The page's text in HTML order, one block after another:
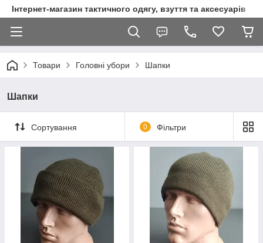
Інтернет-магазин тактичного одягу, взуття та аксесуарів
Товари Головні убори Шапки
Шапки
Сортування 0 Фільтри